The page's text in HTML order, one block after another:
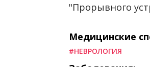
"Прорывного
Медицинские
#НЕВРОЛОГИЯ